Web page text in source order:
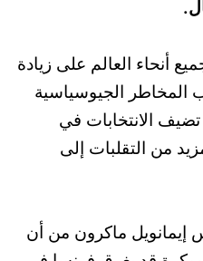
أنحاء العالم على زيادة
المخاطر الجيوسياسية
الانتخابات في
من التقلبات إلى
إيمانويل ماكرون من أن